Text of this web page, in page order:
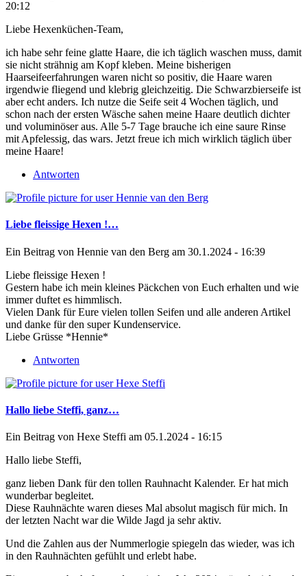
20:12
Liebe Hexenküchen-Team,
ich habe sehr feine glatte Haare, die ich täglich waschen muss, damit
sie nicht strähnig am Kopf kleben. Meine bisherigen
Haarseifeerfahrungen waren nicht so positiv, die Haare waren
irgendwie fliegend und klebrig gleichzeitig. Die Schwarzbierseife ist
aber echt anders. Ich nutze die Seife seit 4 Wochen täglich, und
schon nach der ersten Wäsche sahen meine Haare deutlich dichter
und voluminöser aus. Alle 5-7 Tage brauche ich eine saure Rinse
mit Apfelessig, das wars. Jetzt freue ich mich wirklich täglich über
meine Haare!
Antworten
Liebe fleissige Hexen !…
Ein Beitrag von Hennie van den Berg am 30.1.2024 - 16:39
Liebe fleissige Hexen !
Gestern habe ich mein kleines Päckchen von Euch erhalten und wie
immer duftet es himmlisch.
Vielen Dank für Eure vielen tollen Seifen und alle anderen Artikel
und danke für den super Kundenservice.
Liebe Grüsse *Hennie*
Antworten
Hallo liebe Steffi, ganz…
Ein Beitrag von Hexe Steffi am 05.1.2024 - 16:15
Hallo liebe Steffi,
ganz lieben Dank für den tollen Rauhnacht Kalender. Er hat mich
wunderbar begleitet.
Diese Rauhnächte waren dieses Mal absolut magisch für mich. In
der letzten Nacht war die Wilde Jagd ja sehr aktiv.
Und die Zahlen aus der Nummerlogie spiegeln das wieder, was ich
in den Rauhnächten gefühlt und erlebt habe.